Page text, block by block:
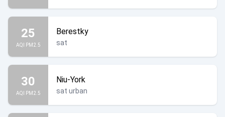
25
AQI PM2.5
Berestky
sat
30
AQI PM2.5
Niu-York
sat urban